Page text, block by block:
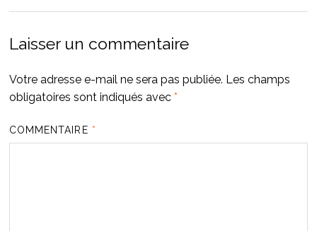
Laisser un commentaire
Votre adresse e-mail ne sera pas publiée. Les champs
obligatoires sont indiqués avec *
COMMENTAIRE *